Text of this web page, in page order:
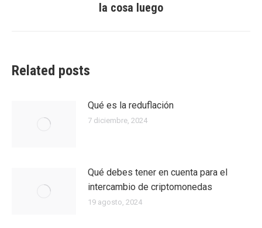
siguiente:
la cosa luego
Related posts
Qué es la reduflación
7 diciembre, 2024
Qué debes tener en cuenta para el
intercambio de criptomonedas
19 agosto, 2024